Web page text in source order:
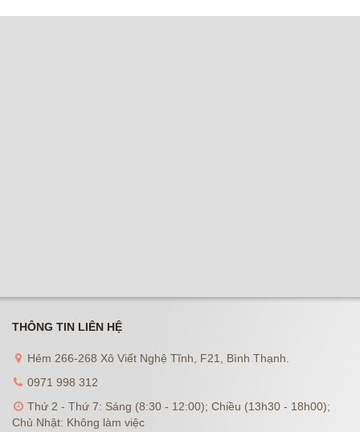
THÔNG TIN LIÊN HỆ
Hẻm 266-268 Xô Viết Nghệ Tĩnh, F21, Bình Thạnh.
0971 998 312
Thứ 2 - Thứ 7: Sáng (8:30 - 12:00); Chiều (13h30 - 18h00);
Chủ Nhật: Không làm việc